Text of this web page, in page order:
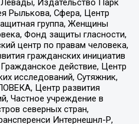
Издательство Парк
Рылькова, Сфера, Центр
группа, Женщины
Фонд защиты гласности,
центр по правам человека,
гражданских инициатив
действие, Центр
исследований, Сутяжник,
Центр развития
Частное учреждение в
северных стран,
Интернешнл-Р,